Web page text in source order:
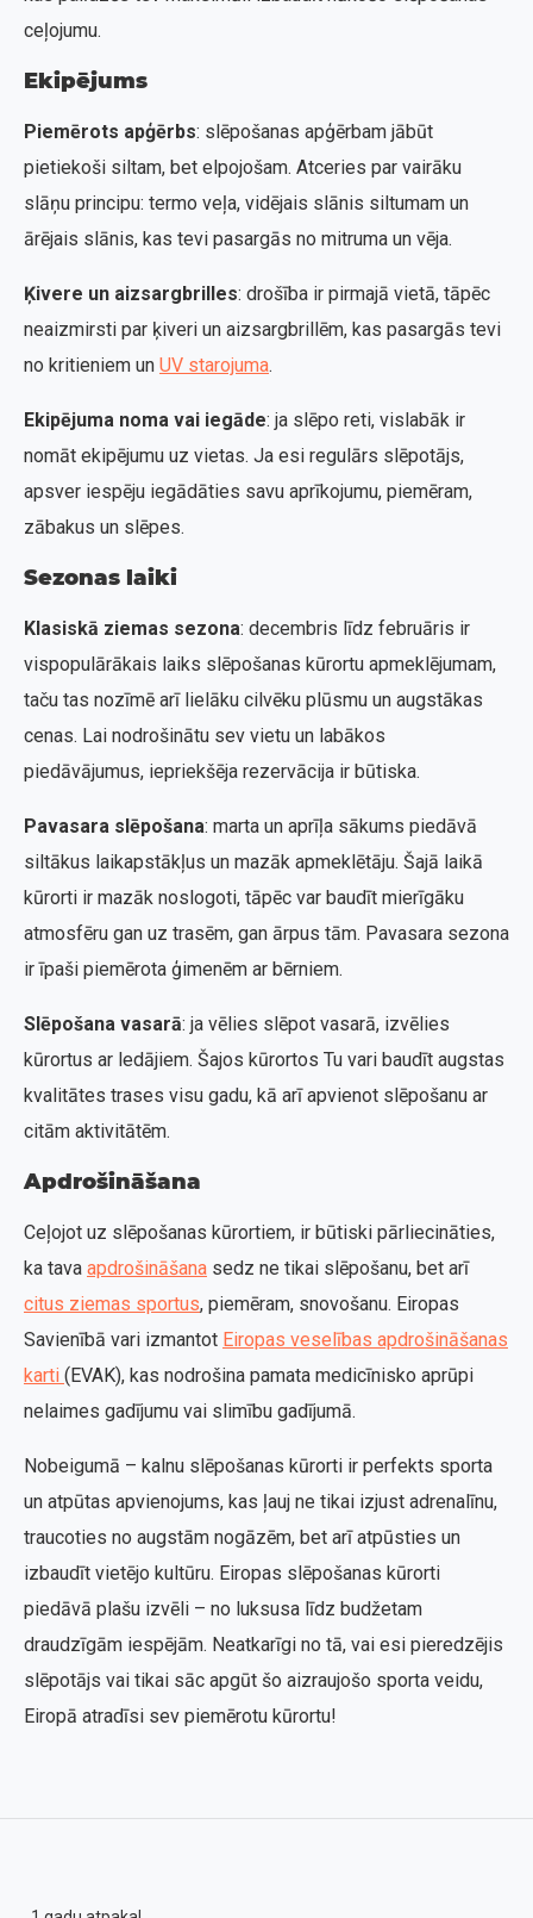
ceļojumu.
Ekipējums
Piemērots apģērbs: slēpošanas apģērbam jābūt
pietiekoši siltam, bet elpojošam. Atceries par vairāku
slāņu principu: termo veļa, vidējais slānis siltumam un
ārējais slānis, kas tevi pasargās no mitruma un vēja.
Ķivere un aizsargbrilles: drošība ir pirmajā vietā, tāpēc
neaizmirsti par ķiveri un aizsargbrillēm, kas pasargās tevi
no kritieniem un UV starojuma.
Ekipējuma noma vai iegāde: ja slēpo reti, vislabāk ir
nomāt ekipējumu uz vietas. Ja esi regulārs slēpotājs,
apsver iespēju iegādāties savu aprīkojumu, piemēram,
zābakus un slēpes.
Sezonas laiki
Klasiskā ziemas sezona: decembris līdz februāris ir
vispopulārākais laiks slēpošanas kūrortu apmeklējumam,
taču tas nozīmē arī lielāku cilvēku plūsmu un augstākas
cenas. Lai nodrošinātu sev vietu un labākos
piedāvājumus, iepriekšēja rezervācija ir būtiska.
Pavasara slēpošana: marta un aprīļa sākums piedāvā
siltākus laikapstākļus un mazāk apmeklētāju. Šajā laikā
kūrorti ir mazāk noslogoti, tāpēc var baudīt mierīgāku
atmosfēru gan uz trasēm, gan ārpus tām. Pavasara sezona
ir īpaši piemērota ģimenēm ar bērniem.
Slēpošana vasarā: ja vēlies slēpot vasarā, izvēlies
kūrortus ar ledājiem. Šajos kūrortos Tu vari baudīt augstas
kvalitātes trases visu gadu, kā arī apvienot slēpošanu ar
citām aktivitātēm.
Apdrošināšana
Ceļojot uz slēpošanas kūrortiem, ir būtiski pārliecināties,
ka tava apdrošināšana sedz ne tikai slēpošanu, bet arī
citus ziemas sportus, piemēram, snovošanu. Eiropas
Savienībā vari izmantot Eiropas veselības apdrošināšanas
karti (EVAK), kas nodrošina pamata medicīnisko aprūpi
nelaimes gadījumu vai slimību gadījumā.
Nobeigumā – kalnu slēpošanas kūrorti ir perfekts sporta
un atpūtas apvienojums, kas ļauj ne tikai izjust adrenalīnu,
traucoties no augstām nogāzēm, bet arī atpūsties un
izbaudīt vietējo kultūru. Eiropas slēpošanas kūrorti
piedāvā plašu izvēli – no luksusa līdz budžetam
draudzīgām iespējām. Neatkarīgi no tā, vai esi pieredzējis
slēpotājs vai tikai sāc apgūt šo aizraujošo sporta veidu,
Eiropā atradīsi sev piemērotu kūrortu!